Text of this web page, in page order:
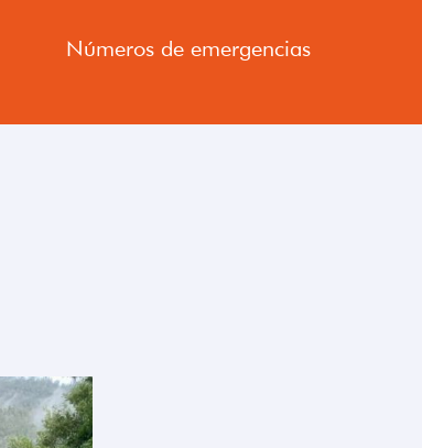
Números de emergencias